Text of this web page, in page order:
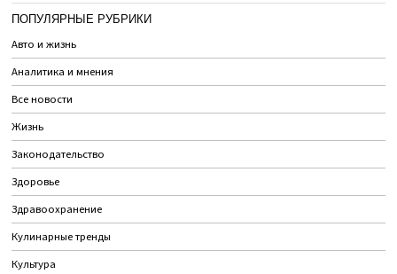
ПОПУЛЯРНЫЕ РУБРИКИ
Авто и жизнь
Аналитика и мнения
Все новости
Жизнь
Законодательство
Здоровье
Здравоохранение
Кулинарные тренды
Культура